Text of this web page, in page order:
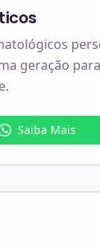
geração
Saiba Mais